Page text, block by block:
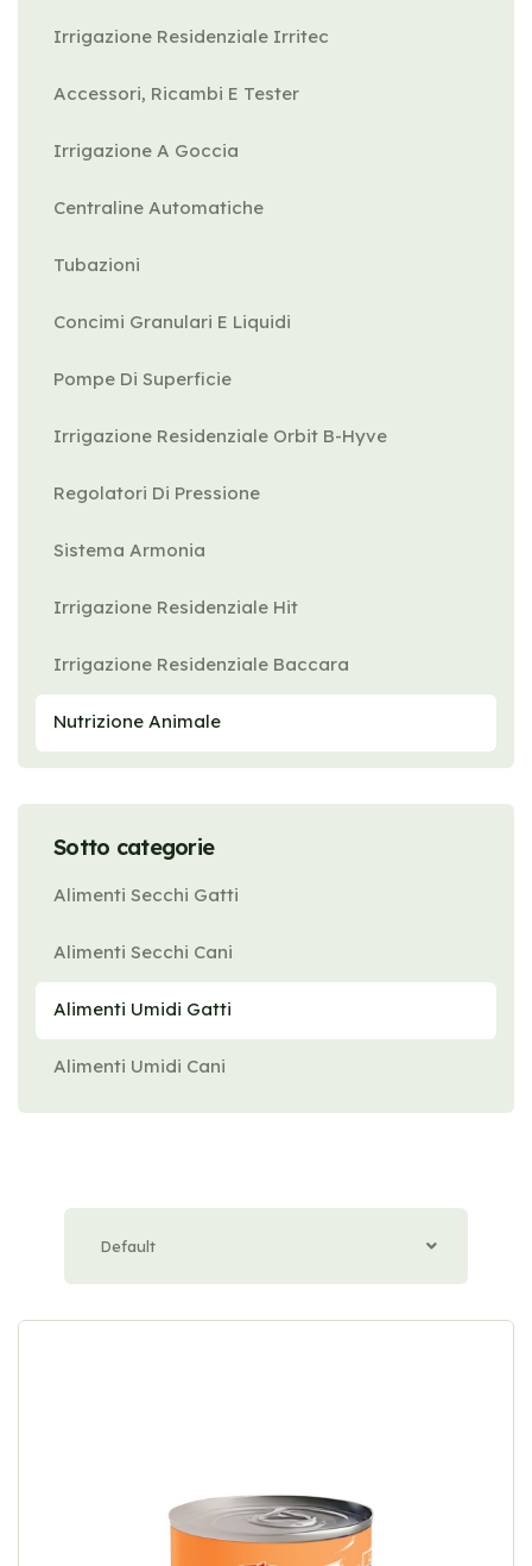
Irrigazione Residenziale Irritec
Accessori, Ricambi E Tester
Irrigazione A Goccia
Centraline Automatiche
Tubazioni
Concimi Granulari E Liquidi
Pompe Di Superficie
Irrigazione Residenziale Orbit B-Hyve
Regolatori Di Pressione
Sistema Armonia
Irrigazione Residenziale Hit
Irrigazione Residenziale Baccara
Nutrizione Animale
Sotto categorie
Alimenti Secchi Gatti
Alimenti Secchi Cani
Alimenti Umidi Gatti
Alimenti Umidi Cani
Default